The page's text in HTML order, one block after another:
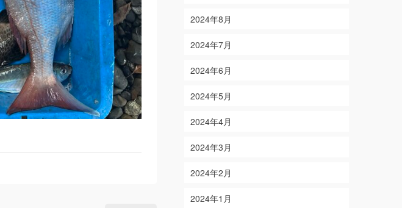
2024年8月
2024年7月
2024年6月
2024年5月
2024年4月
2024年3月
2024年2月
2024年1月